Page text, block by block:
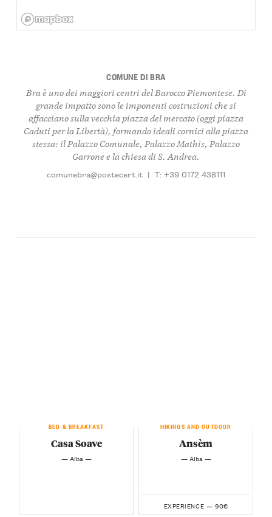
COMUNE DI BRA
Bra è uno dei maggiori centri del Barocco Piemontese. Di
grande impatto sono le imponenti costruzioni che si
affacciano sulla vecchia piazza del mercato (oggi piazza
Caduti per la Libertà), formando ideali cornici alla piazza
stessa: il Palazzo Comunale, Palazzo Mathis, Palazzo
Garrone e la chiesa di S. Andrea.
comunebra@postecert.it | T: +39 0172 438111
BED & BREAKFAST
Casa Soave
— Alba —
HIKINGS AND OUTDOOR
Ansèm
— Alba —
EXPERIENCE — 90€